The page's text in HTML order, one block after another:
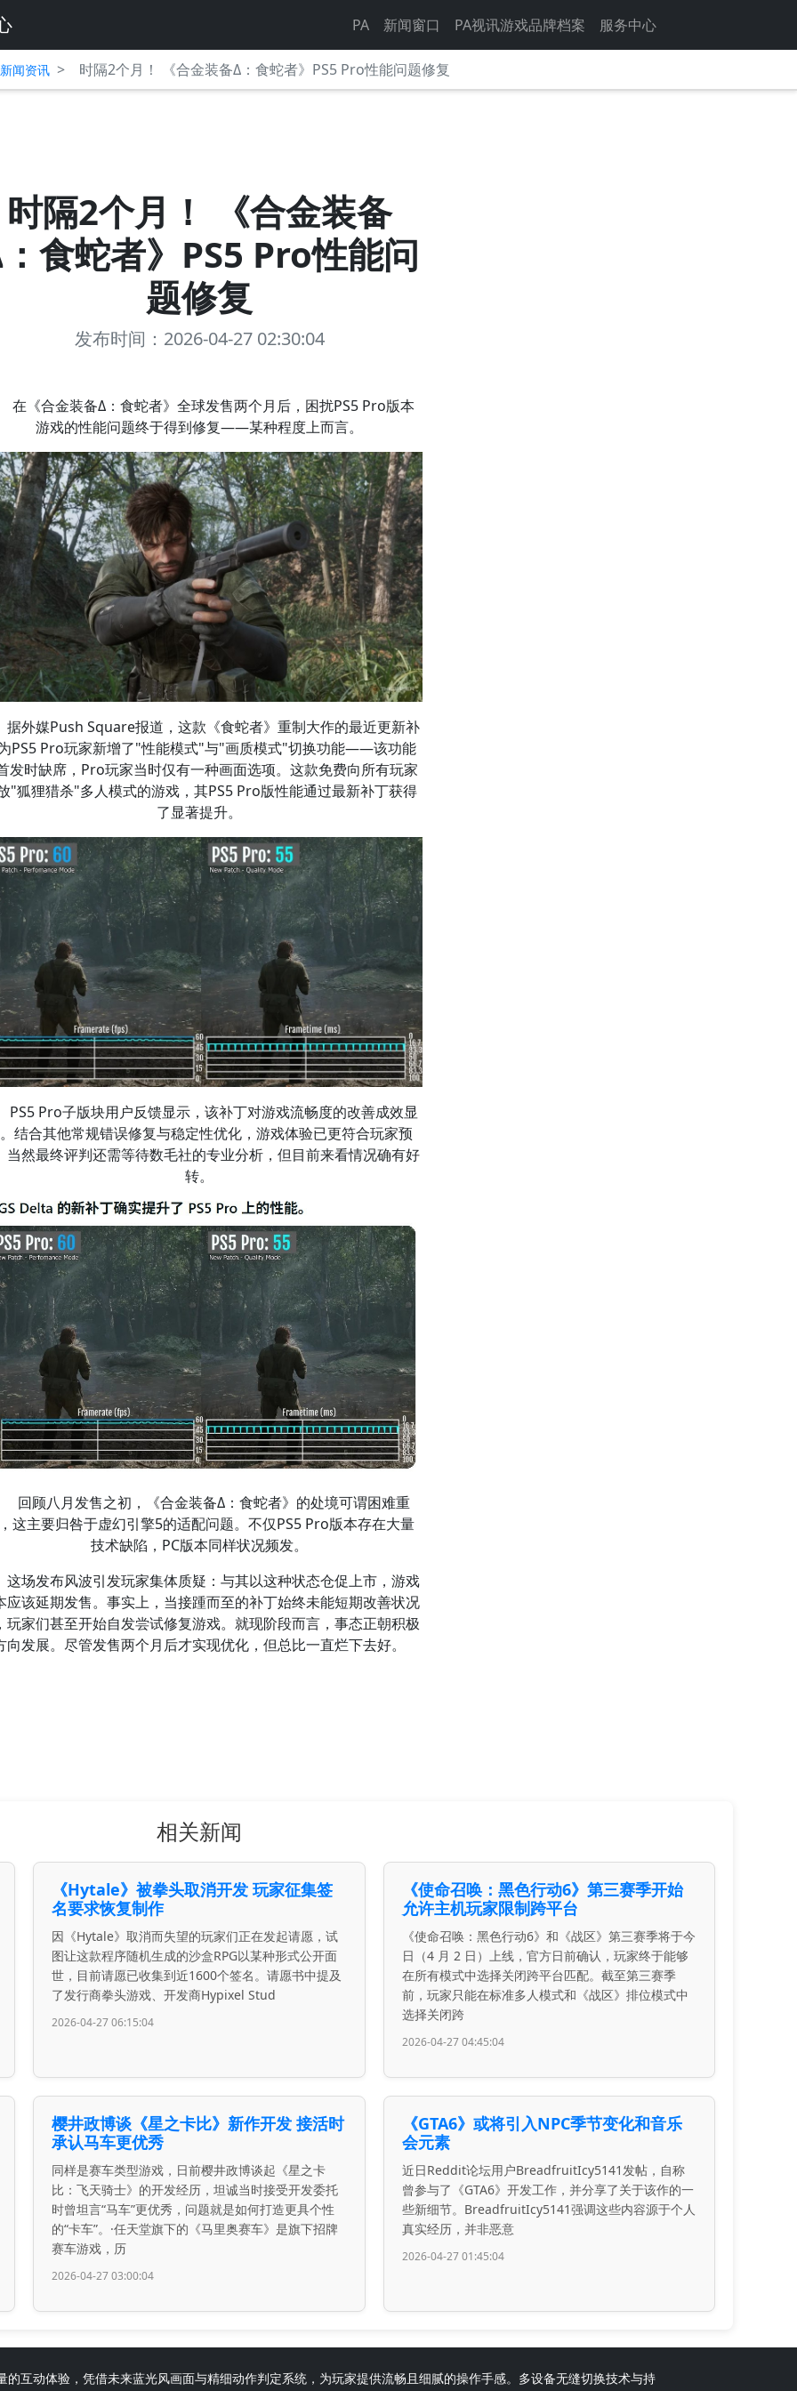
PA 新闻窗口 PA视讯游戏品牌档案 服务中心
闻资讯 > 时隔2个月！ 《合金装备Δ：食蛇者》PS5 Pro性能问题修复
时隔2个月！ 《合金装备
食蛇者》PS5 Pro性能问
题修复
发布时间：2026-04-27 02:30:04
在《合金装备Δ：食蛇者》全球发售两个月后，困扰PS5 Pro版本
游戏的性能问题终于得到修复——某种程度上而言。
据外媒Push Square报道，这款《食蛇者》重制大作的最近更新补
PS5 Pro玩家新增了"性能模式"与"画质模式"切换功能——该功能
发时缺席，Pro玩家当时仅有一种画面选项。这款免费向所有玩家
"狐狸猎杀"多人模式的游戏，其PS5 Pro版性能通过最新补丁获得
了显著提升。
PS5 Pro子版块用户反馈显示，该补丁对游戏流畅度的改善成效显
结合其他常规错误修复与稳定性优化，游戏体验已更符合玩家预
当然最终评判还需等待数毛社的专业分析，但目前来看情况确有好
转。
回顾八月发售之初，《合金装备Δ：食蛇者》的处境可谓困难重
这主要归咎于虚幻引擎5的适配问题。不仅PS5 Pro版本存在大量
技术缺陷，PC版本同样状况频发。
这场发布风波引发玩家集体质疑：与其以这种状态仓促上市，游戏
应该延期发售。事实上，当接踵而至的补丁始终未能短期改善状况
玩家们甚至开始自发尝试修复游戏。就现阶段而言，事态正朝积极
向发展。尽管发售两个月后才实现优化，但总比一直烂下去好。
相关新闻
《Hytale》被拳头取消开发 玩家征集签
名要求恢复制作
因《Hytale》取消而失望的玩家们正在发起请愿，试
图让这款程序随机生成的沙盒RPG以某种形式公开面
世，目前请愿已收集到近1600个签名。请愿书中提及
了发行商拳头游戏、开发商Hypixel Stud
2026-04-27 06:15:04
《使命召唤：黑色行动6》第三赛季开始
允许主机玩家限制跨平台
《使命召唤：黑色行动6》和《战区》第三赛季将于今
日（4 月 2 日）上线，官方日前确认，玩家终于能够
在所有模式中选择关闭跨平台匹配。截至第三赛季
前，玩家只能在标准多人模式和《战区》排位模式中
选择关闭跨
2026-04-27 04:45:04
樱井政博谈《星之卡比》新作开发 接活时
承认马车更优秀
同样是赛车类型游戏，日前樱井政博谈起《星之卡
比：飞天骑士》的开发经历，坦诚当时接受开发委托
时曾坦言“马车”更优秀，问题就是如何打造更具个性
的“卡车”。·任天堂旗下的《马里奥赛车》是旗下招牌
赛车游戏，历
2026-04-27 03:00:04
《GTA6》或将引入NPC季节变化和音乐
会元素
近日Reddit论坛用户BreadfruitIcy5141发帖，自称
曾参与了《GTA6》开发工作，并分享了关于该作的一
些新细节。BreadfruitIcy5141强调这些内容源于个人
真实经历，并非恶意
2026-04-27 01:45:04
互动体验，凭借未来蓝光风画面与精细动作判定系统，为玩家提供流畅且细腻的操作手感。多设备无缝切换技术与持